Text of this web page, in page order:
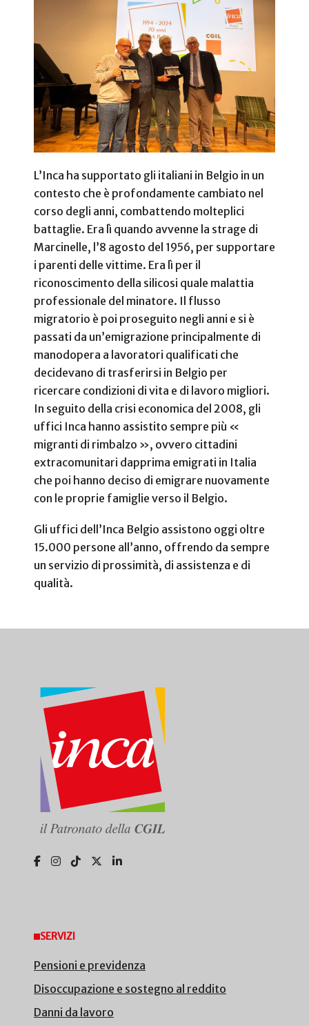
L’Inca ha supportato gli italiani in Belgio in un
contesto che è profondamente cambiato nel
corso degli anni, combattendo molteplici
battaglie. Era lì quando avvenne la strage di
Marcinelle, l’8 agosto del 1956, per supportare
i parenti delle vittime. Era lì per il
riconoscimento della silicosi quale malattia
professionale del minatore. Il flusso
migratorio è poi proseguito negli anni e si è
passati da un’emigrazione principalmente di
manodopera a lavoratori qualificati che
decidevano di trasferirsi in Belgio per
ricercare condizioni di vita e di lavoro migliori.
In seguito della crisi economica del 2008, gli
uffici Inca hanno assistito sempre più «
migranti di rimbalzo », ovvero cittadini
extracomunitari dapprima emigrati in Italia
che poi hanno deciso di emigrare nuovamente
con le proprie famiglie verso il Belgio.
Gli uffici dell’Inca Belgio assistono oggi oltre
15.000 persone all’anno, offrendo da sempre
un servizio di prossimità, di assistenza e di
qualità.
SERVIZI
Pensioni e previdenza
Disoccupazione e sostegno al reddito
Danni da lavoro